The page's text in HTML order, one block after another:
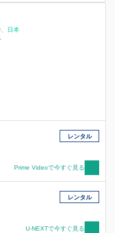
日本
レンタル
Prime Videoで今すぐ見る
レンタル
U-NEXTで今すぐ見る